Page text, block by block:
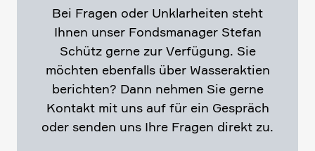
Bei Fragen oder Unklar­heiten steht
Ihnen unser Fonds­ma­nager Stefan
Schütz gerne zur Verfü­gung. Sie
möchten ebenfalls über Wasser­ak­tien
berichten? Dann nehmen Sie gerne
Kontakt mit uns auf für ein Gespräch
oder senden uns Ihre Fragen direkt zu.